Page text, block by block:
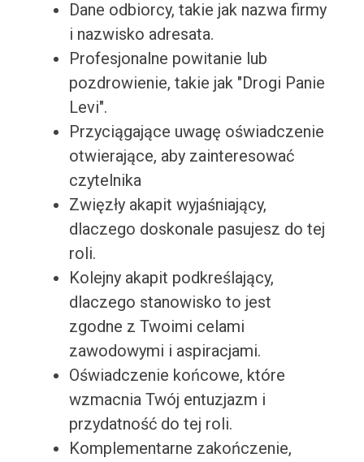
Dane odbiorcy, takie jak nazwa firmy
i nazwisko adresata.
Profesjonalne powitanie lub
pozdrowienie, takie jak "Drogi Panie
Levi".
Przyciągające uwagę oświadczenie
otwierające, aby zainteresować
czytelnika
Zwięzły akapit wyjaśniający,
dlaczego doskonale pasujesz do tej
roli.
Kolejny akapit podkreślający,
dlaczego stanowisko to jest
zgodne z Twoimi celami
zawodowymi i aspiracjami.
Oświadczenie końcowe, które
wzmacnia Twój entuzjazm i
przydatność do tej roli.
Komplementarne zakończenie,